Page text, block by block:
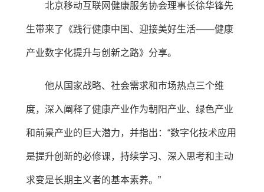
北京移动互联网健康服务协会理事长徐华锋先
生带来了《践行健康中国、迎接美好生活——健康
产业数字化提升与创新之路》分享。
他从国家战略、社会需求和市场热点三个维
度，深入阐释了健康产业作为朝阳产业、绿色产业
和前景产业的巨大潜力，并指出：“数字化技术应用
是提升创新的必修课，持续学习、深入思考和主动
求变是长期主义者的基本素养。”